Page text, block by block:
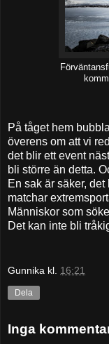
På tåget hem
överens om att vi
det blir ett event
bli större än detta.
En sak är säker,
matchar
Människor som
Det kan inte bli
Gunnika kl. 16:21
Dela
Inga